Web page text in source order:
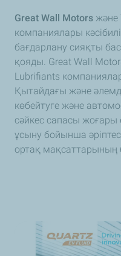
Great Wall Motors және
компаниялары
бағдарлану сияқты
қояды. Great Wall
Lubrifiants
Қытайдағы және
көбейтуге және
сәйкес сапасы
ұсыну бойынша
ортақ мақсаттарының